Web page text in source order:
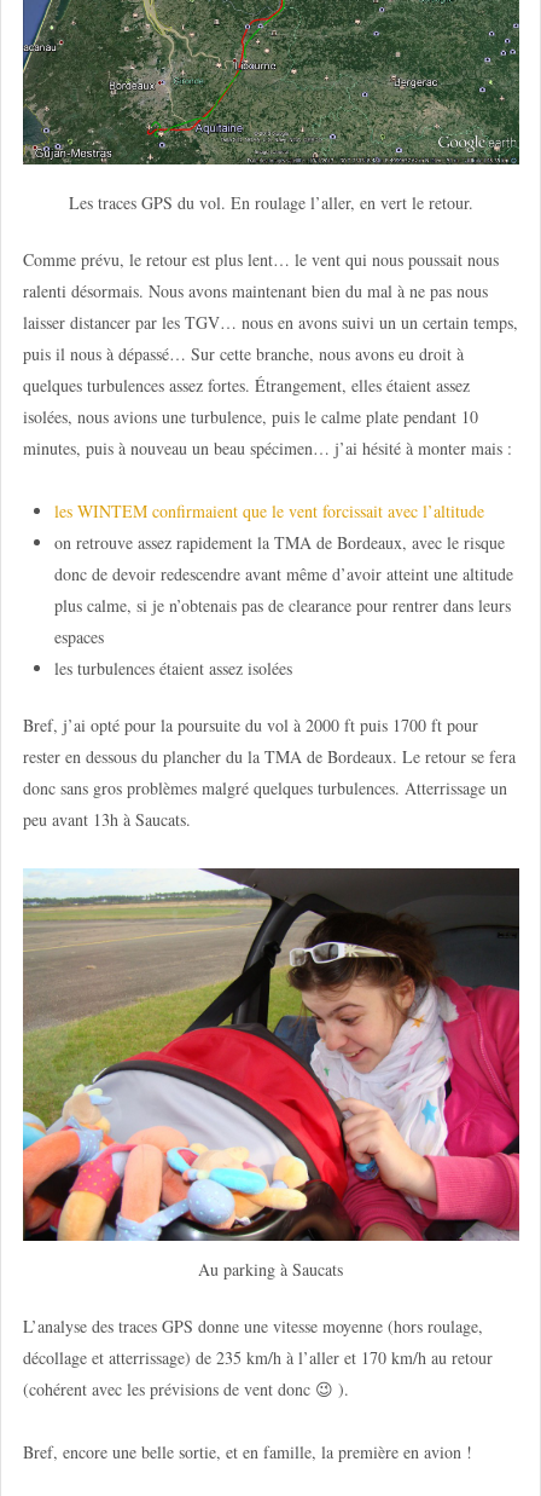
Les traces GPS du vol. En roulage l’aller, en vert le retour.
Comme prévu, le retour est plus lent… le vent qui nous poussait nous
ralenti désormais. Nous avons maintenant bien du mal à ne pas nous
laisser distancer par les TGV… nous en avons suivi un un certain temps,
puis il nous à dépassé… Sur cette branche, nous avons eu droit à
quelques turbulences assez fortes. Étrangement, elles étaient assez
isolées, nous avions une turbulence, puis le calme plate pendant 10
minutes, puis à nouveau un beau spécimen… j’ai hésité à monter mais :
les WINTEM confirmaient que le vent forcissait avec l’altitude
on retrouve assez rapidement la TMA de Bordeaux, avec le risque
donc de devoir redescendre avant même d’avoir atteint une altitude
plus calme, si je n’obtenais pas de clearance pour rentrer dans leurs
espaces
les turbulences étaient assez isolées
Bref, j’ai opté pour la poursuite du vol à 2000 ft puis 1700 ft pour
rester en dessous du plancher du la TMA de Bordeaux. Le retour se fera
donc sans gros problèmes malgré quelques turbulences. Atterrissage un
peu avant 13h à Saucats.
Au parking à Saucats
L’analyse des traces GPS donne une vitesse moyenne (hors roulage,
décollage et atterrissage) de 235 km/h à l’aller et 170 km/h au retour
(cohérent avec les prévisions de vent donc 😉 ).
Bref, encore une belle sortie, et en famille, la première en avion !